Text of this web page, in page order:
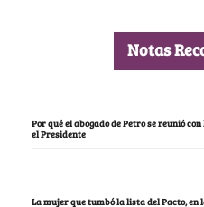
Notas
Por qué el abogado de Petro se reunió
el Presidente
La mujer que tumbó la lista del Pacto,